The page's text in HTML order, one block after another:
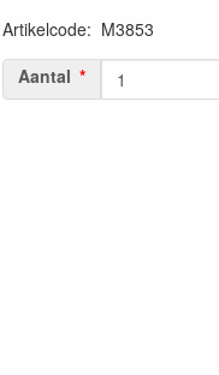
Artikelcode: M3853
Aantal